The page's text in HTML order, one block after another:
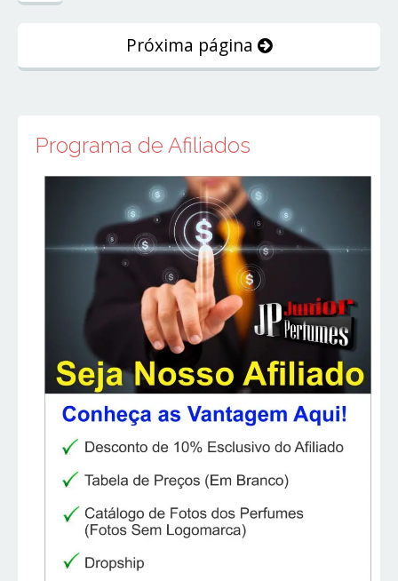
Próxima página
Programa de Afiliados